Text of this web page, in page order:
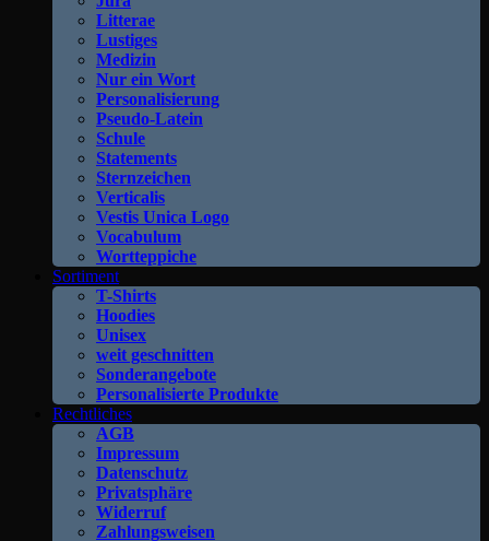
Litterae
Lustiges
Medizin
Nur ein Wort
Personalisierung
Pseudo-Latein
Schule
Statements
Sternzeichen
Verticalis
Vestis Unica Logo
Vocabulum
Wortteppiche
Sortiment
T-Shirts
Hoodies
Unisex
weit geschnitten
Sonderangebote
Personalisierte Produkte
Rechtliches
AGB
Impressum
Datenschutz
Privatsphäre
Widerruf
Zahlungsweisen